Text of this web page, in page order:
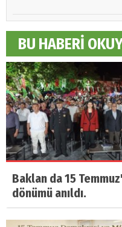
BU HABERİ
Baklan da 15
dönümü anıldı.